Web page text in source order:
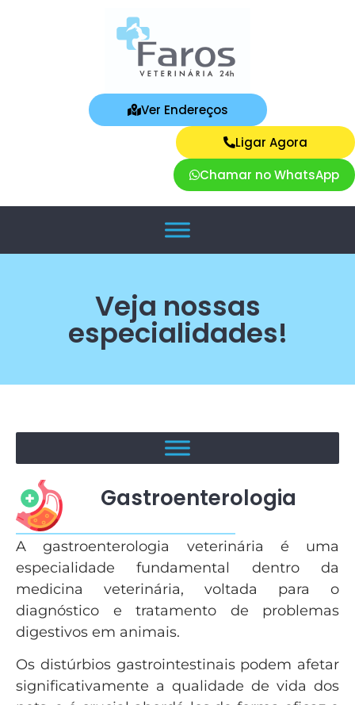
Ver Endereços
Ligar Agora
Chamar no WhatsApp
Veja nossas
especialidades!
Gastroenterologia
A gastroenterologia veterinária é uma
especialidade fundamental dentro da
medicina veterinária, voltada para o
diagnóstico e tratamento de problemas
digestivos em animais.
Os distúrbios gastrointestinais podem afetar
significativamente a qualidade de vida dos